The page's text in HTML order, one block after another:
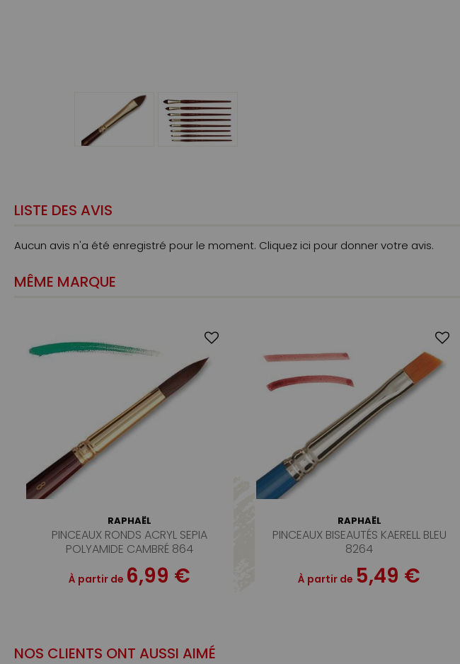
LISTE DES AVIS
Aucun avis n'a été enregistré pour le moment. Cliquez ici pour donner votre avis.
MÊME MARQUE
RAPHAËL
PINCEAUX RONDS ACRYL SEPIA
POLYAMIDE CAMBRÉ 864
À partir de 6,99 €
RAPHAËL
PINCEAUX BISEAUTÉS KAERELL BLEU
8264
À partir de 5,49 €
NOS CLIENTS ONT AUSSI AIMÉ